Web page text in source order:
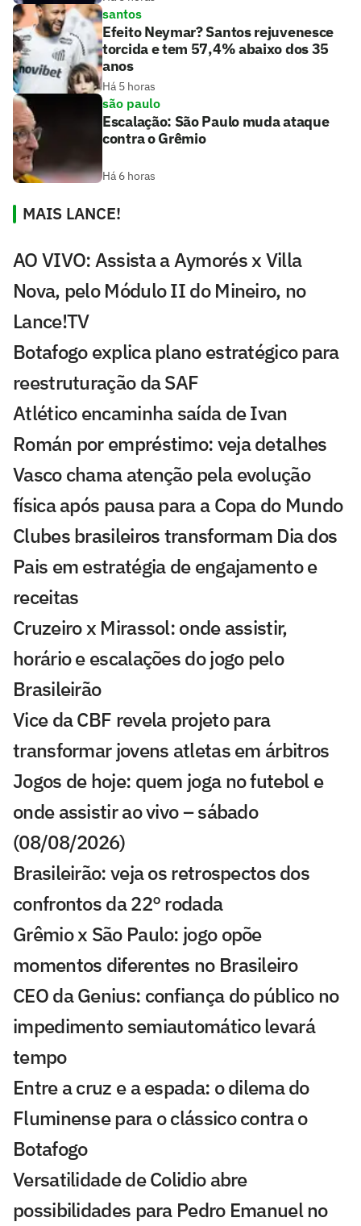
santos
Efeito Neymar? Santos rejuvenesce
torcida e tem 57,4% abaixo dos 35
anos
Há 5 horas
são paulo
Escalação: São Paulo muda ataque
contra o Grêmio
Há 6 horas
MAIS LANCE!
AO VIVO: Assista a Aymorés x Villa
Nova, pelo Módulo II do Mineiro, no
Lance!TV
Botafogo explica plano estratégico para
reestruturação da SAF
Atlético encaminha saída de Ivan
Román por empréstimo: veja detalhes
Vasco chama atenção pela evolução
física após pausa para a Copa do Mundo
Clubes brasileiros transformam Dia dos
Pais em estratégia de engajamento e
receitas
Cruzeiro x Mirassol: onde assistir,
horário e escalações do jogo pelo
Brasileirão
Vice da CBF revela projeto para
transformar jovens atletas em árbitros
Jogos de hoje: quem joga no futebol e
onde assistir ao vivo – sábado
(08/08/2026)
Brasileirão: veja os retrospectos dos
confrontos da 22° rodada
Grêmio x São Paulo: jogo opõe
momentos diferentes no Brasileiro
CEO da Genius: confiança do público no
impedimento semiautomático levará
tempo
Entre a cruz e a espada: o dilema do
Fluminense para o clássico contra o
Botafogo
Versatilidade de Colidio abre
possibilidades para Pedro Emanuel no